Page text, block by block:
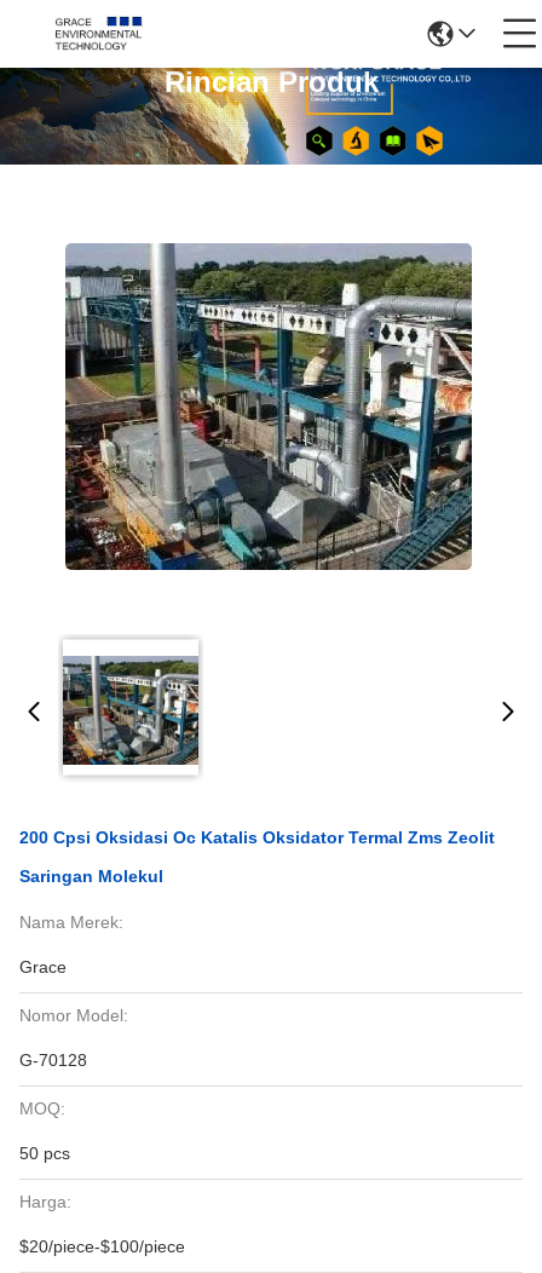
Rincian Produk
200 Cpsi Oksidasi Oc Katalis Oksidator Termal Zms Zeolit ​​
Saringan Molekul
Nama Merek:
Grace
Nomor Model:
G-70128
MOQ:
50 pcs
Harga:
$20/piece-$100/piece